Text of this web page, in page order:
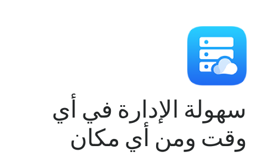
سهولة الإدارة في أي
وقت ومن أي مكان